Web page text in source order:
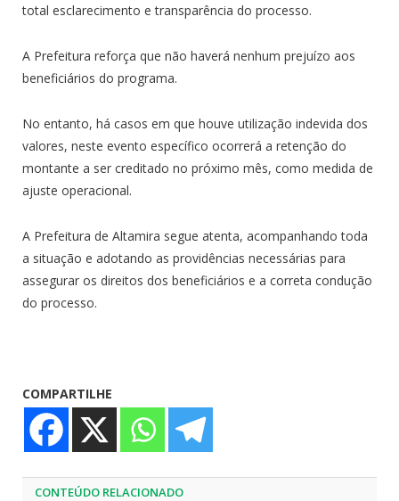
total esclarecimento e transparência do processo.
A Prefeitura reforça que não haverá nenhum prejuízo aos
beneficiários do programa.
No entanto, há casos em que houve utilização indevida dos
valores, neste evento específico ocorrerá a retenção do
montante a ser creditado no próximo mês, como medida de
ajuste operacional.
A Prefeitura de Altamira segue atenta, acompanhando toda
a situação e adotando as providências necessárias para
assegurar os direitos dos beneficiários e a correta condução
do processo.
COMPARTILHE
CONTEÚDO RELACIONADO